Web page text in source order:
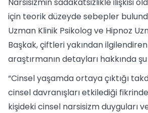
için teorik düzeyde sebepler
Uzman Klinik Psikolog ve Hipnoz
Başkak, çiftleri yakından
araştırmanın detayları hakkında
“Cinsel yaşamda ortaya çıktığı
cinsel davranışları etkilediği
kişideki cinsel narsisizm duyguları